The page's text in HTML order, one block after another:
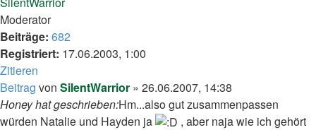
Moderator
Beiträge: 682
Registriert: 17.06.2003, 1:00
Zitieren
Beitrag von SilentWarrior » 26.06.2007, 14:38
Honey hat geschrieben:Hm...also gut zusammenpassen
würden Natalie und Hayden ja
, aber naja wie ich gehört